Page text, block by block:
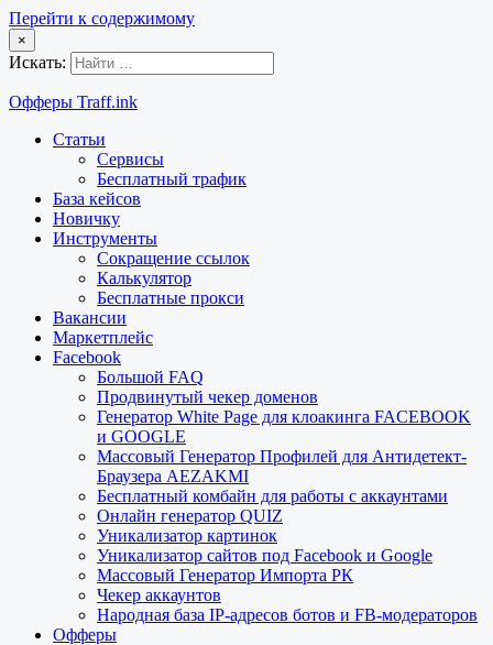
Перейти к содержимому
×
Искать:
Офферы Traff.ink
Статьи
Сервисы
Бесплатный трафик
База кейсов
Новичку
Инструменты
Сокращение ссылок
Калькулятор
Бесплатные прокси
Вакансии
Маркетплейс
Facebook
Большой FAQ
Продвинутый чекер доменов
Генератор White Page для клоакинга FACEBOOK
и GOOGLE
Массовый Генератор Профилей для Антидетект-
Браузера AEZAKMI
Бесплатный комбайн для работы с аккаунтами
Онлайн генератор QUIZ
Уникализатор картинок
Уникализатор сайтов под Facebook и Google
Массовый Генератор Импорта РК
Чекер аккаунтов
Народная база IP-адресов ботов и FB-модераторов
Офферы